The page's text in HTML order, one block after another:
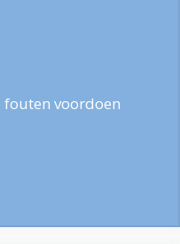
fouten voordoen